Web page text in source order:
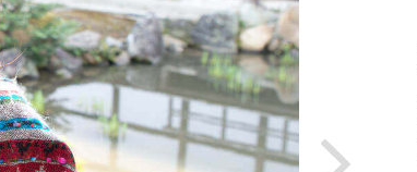
コードバン